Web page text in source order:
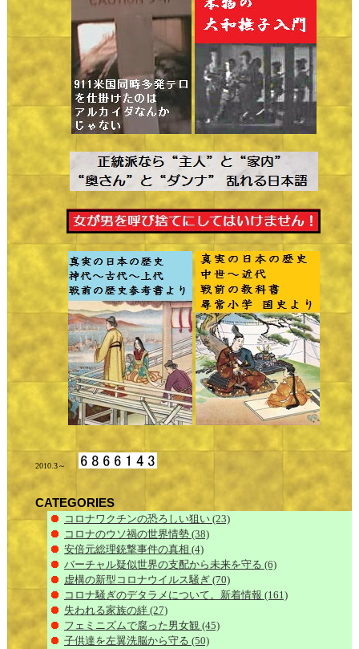
2010.3～
CATEGORIES
コロナワクチンの恐ろしい狙い (23)
コロナのウソ禍の世界情勢 (38)
安倍元総理銃撃事件の真相 (4)
バーチャル疑似世界の支配から未来を守る (6)
虚構の新型コロナウイルス騒ぎ (70)
コロナ騒ぎのデタラメについて。新着情報 (161)
失われる家族の絆 (27)
フェミニズムで腐った男女観 (45)
子供達を左翼洗脳から守る (50)